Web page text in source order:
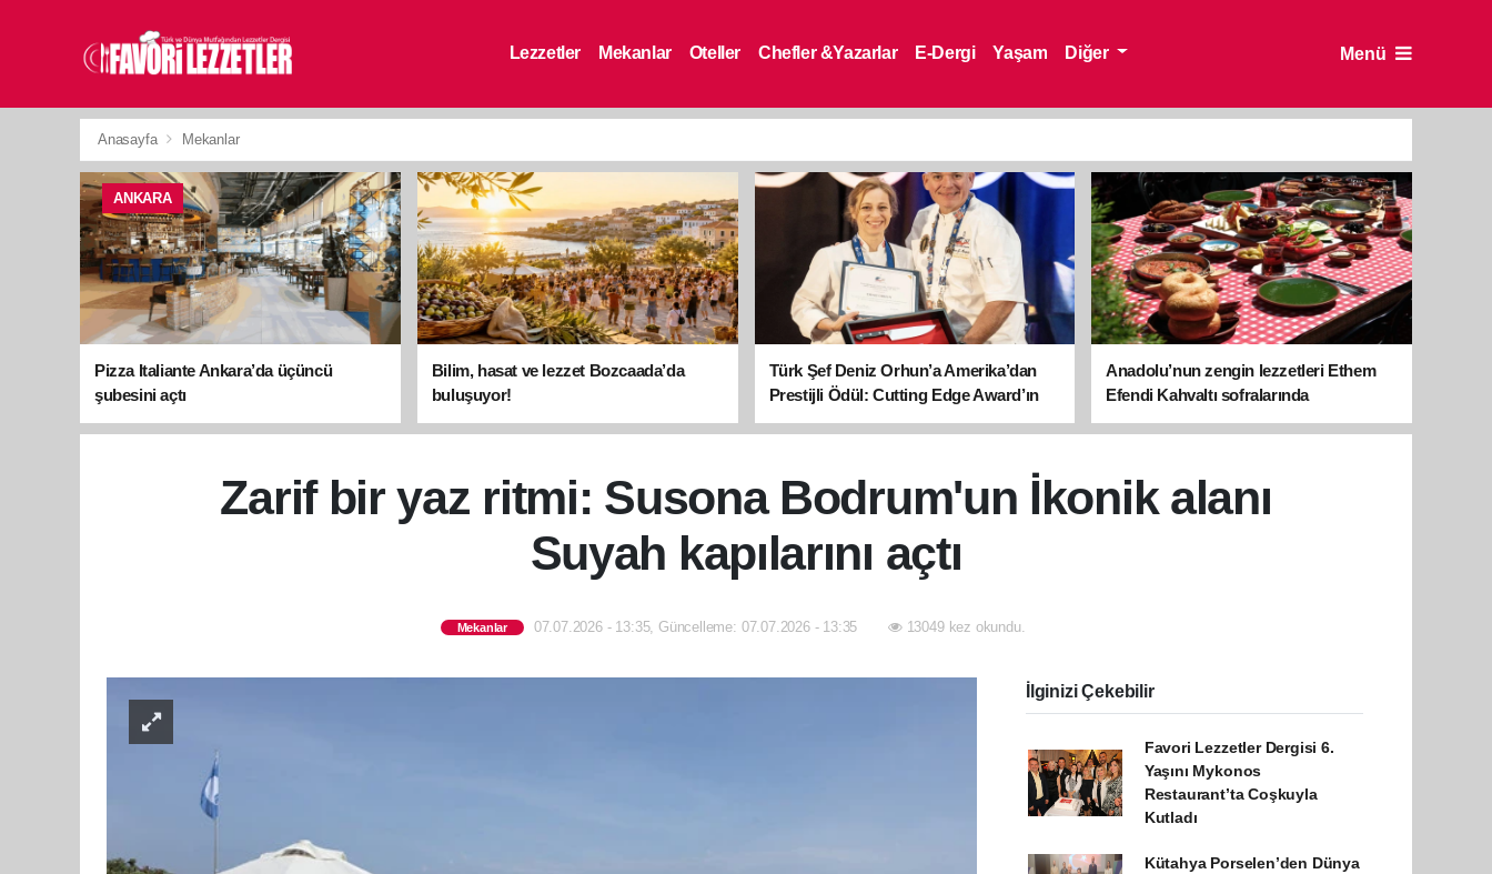
Lezzetler Mekanlar Oteller Chefler &Yazarlar E-Dergi Yaşam Diğer Menü
Anasayfa Mekanlar
ANKARA
Pizza Italiante Ankara’da üçüncü
şubesini açtı
Bilim, hasat ve lezzet Bozcaada’da
buluşuyor!
Türk Şef Deniz Orhun’a Amerika’dan
Prestijli Ödül: Cutting Edge Award’ın
sahibi oldu
Anadolu’nun zengin lezzetleri Ethem
Efendi Kahvaltı sofralarında
Zarif bir yaz ritmi: Susona Bodrum'un İkonik alanı
Suyah kapılarını açtı
Mekanlar 07.07.2026 - 13:35, Güncelleme: 07.07.2026 - 13:35 13049 kez okundu.
İlginizi Çekebilir
Favori Lezzetler Dergisi 6.
Yaşını Mykonos
Restaurant’ta Coşkuyla
Kutladı
Kütahya Porselen’den Dünya